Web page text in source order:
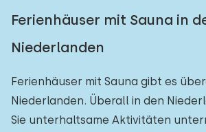
Ferienhäuser mit Sauna in
Niederlanden
Ferienhäuser mit Sauna gibt es
Niederlanden. Überall in den
Sie unterhaltsame Aktivitäten